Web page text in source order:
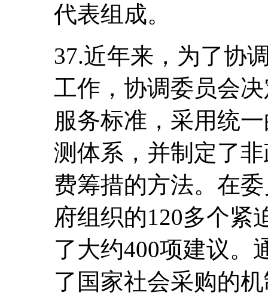
代表组成。
37.近年来，为了协
工作，协调委员会
服务标准，采用统
测体系，并制定了
费筹措的方法。在
府组织的120多个紧
了大约400项建议。
了国家社会采购的